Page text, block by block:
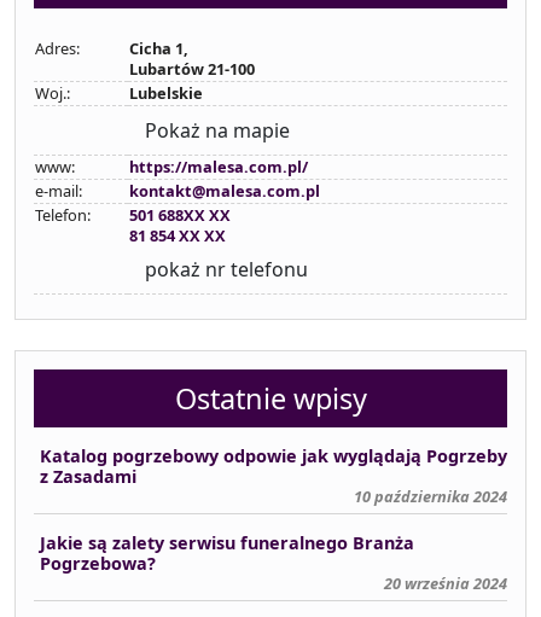
Adres:
Cicha 1,
Lubartów 21-100
Woj.:
Lubelskie
Pokaż na mapie
www:
https://malesa.com.pl/
e-mail:
kontakt@malesa.com.pl
Telefon:
501 688XX XX
81 854 XX XX
pokaż nr telefonu
Ostatnie wpisy
Katalog pogrzebowy odpowie jak wyglądają Pogrzeby
z Zasadami
10 października 2024
Jakie są zalety serwisu funeralnego Branża
Pogrzebowa?
20 września 2024